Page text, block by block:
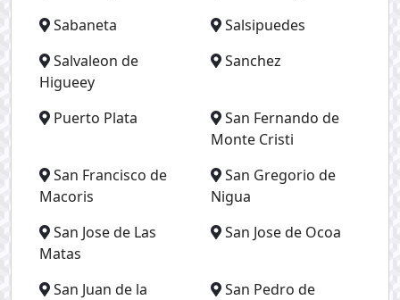
Sabaneta
Salsipuedes
Salvaleon de
Higueey
Sanchez
Puerto Plata
San Fernando de
Monte Cristi
San Francisco de
Macoris
San Gregorio de
Nigua
San Jose de Las
Matas
San Jose de Ocoa
San Juan de la
San Pedro de